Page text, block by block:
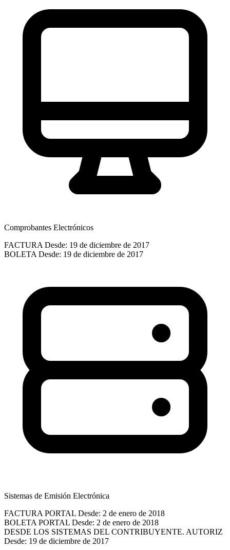
Comprobantes Electrónicos
FACTURA Desde: 19 de diciembre de 2017
BOLETA Desde: 19 de diciembre de 2017
Sistemas de Emisión Electrónica
FACTURA PORTAL Desde: 2 de enero de 2018
BOLETA PORTAL Desde: 2 de enero de 2018
DESDE LOS SISTEMAS DEL CONTRIBUYENTE. AUTORIZ
Desde: 19 de diciembre de 2017